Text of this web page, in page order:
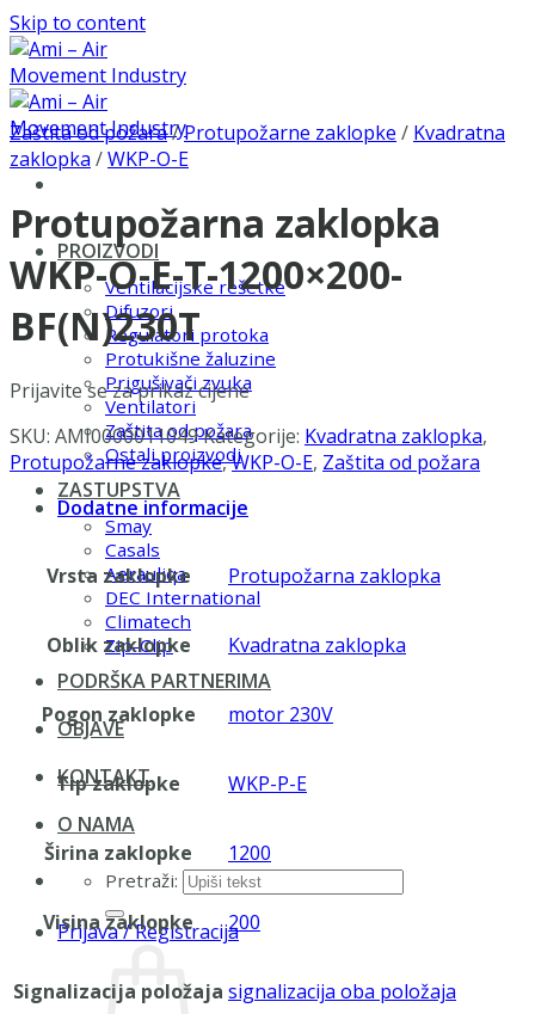
Skip to content
PROIZVODI
Ventilacijske rešetke
Difuzori
Regulatori protoka
Protukišne žaluzine
Prigušivači zvuka
Ventilatori
Zaštita od požara
Ostali proizvodi
ZASTUPSTVA
Smay
Casals
Aerauliqa
DEC International
Climatech
Zip-Clip
PODRŠKA PARTNERIMA
OBJAVE
KONTAKT
O NAMA
Pretraži:
Prijava / Registracija
Zaštita od požara/Protupožarne zaklopke / Kvadratna
zaklopka /WKP-O-E
Protupožarna zaklopka
WKP-O-E-T-1200×200-
BF(N)230T
Prijavite se za prikaz cijene
SKU: AMI0000011049Kategorije: Kvadratna zaklopka,
Protupožarne zaklopke,WKP-O-E, Zaštita od požara
Dodatne informacije
Vrsta zaklopke Protupožarna zaklopka
Oblik zaklopke Kvadratna zaklopka
Pogon zaklopke motor 230V
Tip zaklopke WKP-P-E
Širina zaklopke 1200
Visina zaklopke 200
Signalizacija položaja signalizacija oba položaja